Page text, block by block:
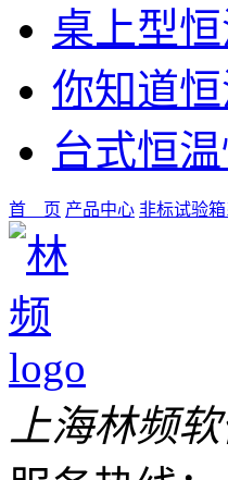
桌上型
你知道
台式恒
首 页 产品中心 非标试验箱
上海林频